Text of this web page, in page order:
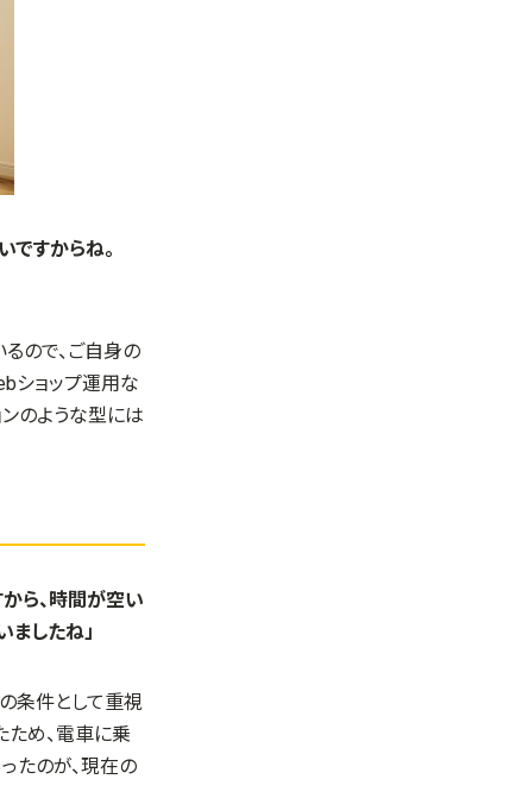
ですからね。
ので、ご自身の
ショップ運用な
のような型には
ら、時間が空い
ましたね」
条件として重視
ため、電車に乗
たのが、現在の